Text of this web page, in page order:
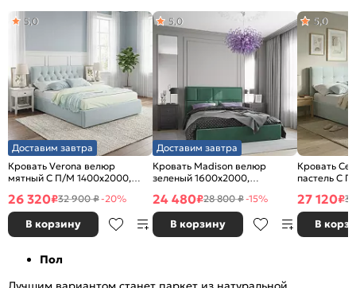
Доставим завтра
Кровать Verona велюр
мятный С П/М 1400x2000,
изголовье мягкое
5,0
26 320₽32 900 ₽-20%
В корзину
Доставим завтра
Кровать Madison велюр
зеленый 1600x2000,
5,0
24 480₽28 800 ₽-15%
В корзину
Кровать
пастель С
изголовье
5,0
27 120₽
В
Пол